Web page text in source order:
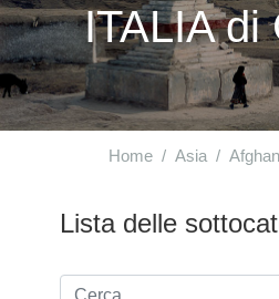
ITALIA di
Home Asia
Lista delle